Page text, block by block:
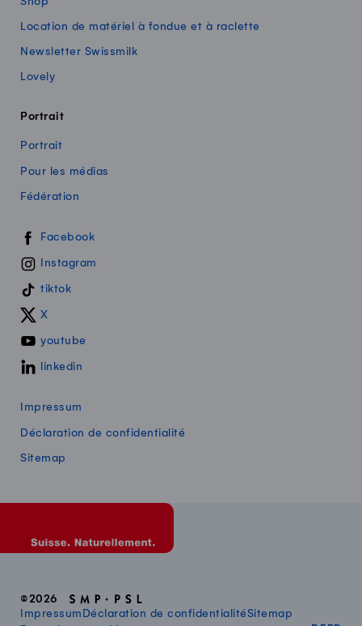
Location de matériel à fondue et à raclette
Newsletter Swissmilk
Lovely
Portrait
Portrait
Pour les médias
Fédération
Swissmilk sur les réseaux sociaux
Facebook
Instagram
tiktok
X
youtube
linkedin
Impressum
Déclaration de confidentialité
Sitemap
©2026
Impressum Déclaration de confidentialitéSitemap